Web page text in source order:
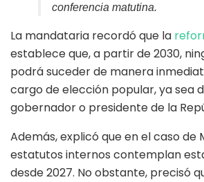
conferencia matutina.
La mandataria recordó que la
establece que, a partir de 2030,
podrá suceder de manera
cargo de elección popular, ya sea
gobernador o presidente de la
Además, explicó que en el caso de
estatutos internos contemplan
desde 2027. No obstante, precisó